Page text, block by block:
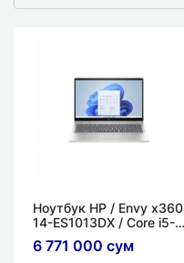
Ноутбук HP / Envy x360
14-ES1013DX / Core i5-
120U​ / 8ГБ / 512ГБ /
Интегрированный
6 771 000 сум